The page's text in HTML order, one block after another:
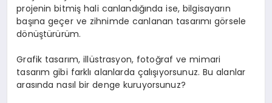
projenin bitmiş hali canlandığında ise, bilgisayarın
başına geçer ve zihnimde canlanan tasarımı görsele
dönüştürürüm.
Grafik tasarım, illüstrasyon, fotoğraf ve mimari
tasarım gibi farklı alanlarda çalışıyorsunuz. Bu alanlar
arasında nasıl bir denge kuruyorsunuz?